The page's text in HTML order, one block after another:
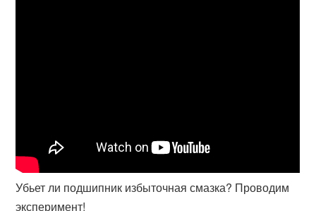
Убьет ли подшипник избыточная смазка? Проводим
эксперимент!